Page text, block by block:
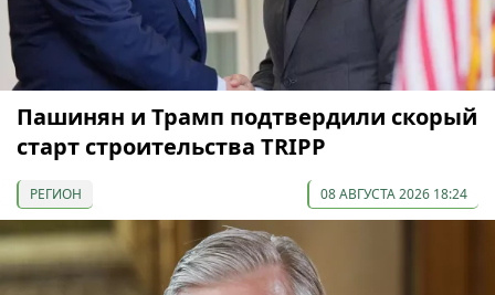
Пашинян и Трамп подтвердили скорый
старт строительства TRIPP
РЕГИОН 08 АВГУСТА 2026 18:24